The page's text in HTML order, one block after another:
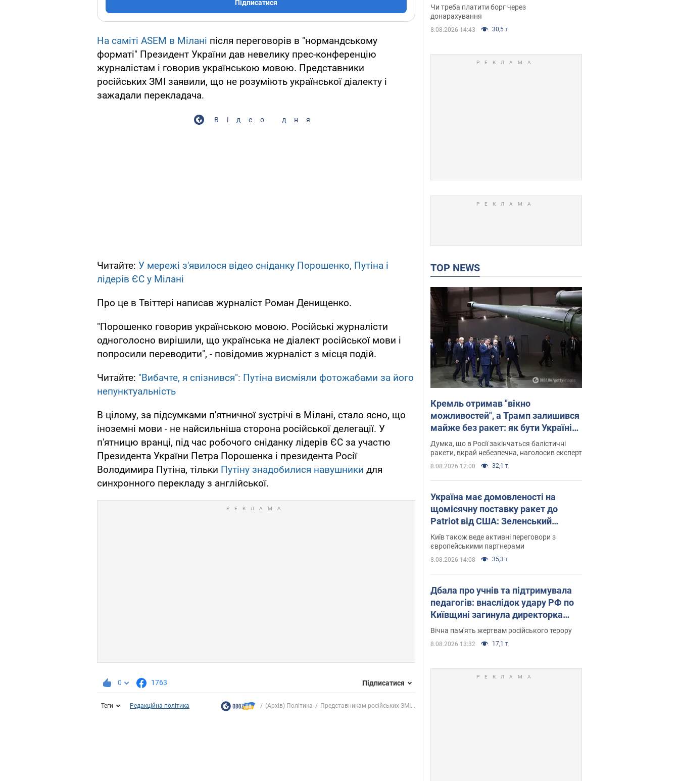
Підписатися
На саміті ASEM в Мілані після переговорів в "нормандському
форматі" Президент України дав невелику прес-конференцію
журналістам і говорив українською мовою. Представники
російських ЗМІ заявили, що не розуміють української діалекту і
зажадали перекладача.
Відео дня
Читайте: У мережі з'явилося відео сніданку Порошенко, Путіна і
лідерів ЄС у Мілані
Про це в Твіттері написав журналіст Роман Денищенко.
"Порошенко говорив українською мовою. Російські журналісти
одноголосно вирішили, що українська не діалект російської мови і
попросили переводити", - повідомив журналіст з місця подій.
Читайте: "Вибачте, я спізнився": Путіна висміяли фотожабами за його
непунктуальність
В цілому, за підсумками п'ятничної зустрічі в Мілані, стало ясно, що
іноземні мови - не найсильніша сторона російської делегації. У
п'ятницю вранці, під час робочого сніданку лідерів ЄС за участю
Президента України Петра Порошенка і президента Росії
Володимира Путіна, тільки Путіну знадобилися навушники для
синхронного перекладу з англійської.
0 1763 Підписатися
Теги Редакційна політика (Архів) Політика Представникам російських ЗМІ...
суддя ухвалив
неочікуване рішення
Чи треба платити борг через
донарахування
8.08.2026 14:43 30,5 т.
TOP NEWS
Кремль отримав "вікно
можливостей", а Трамп залишився
майже без ракет: як бути Україні?
Інтерв’ю з Мельником
Думка, що в Росії закінчаться балістичні
ракети, вкрай небезпечна, наголосив експерт
8.08.2026 12:00 32,1 т.
Україна має домовленості на
щомісячну поставку ракет до
Patriot від США: Зеленський
розкрив подробиці
Київ також веде активні переговори з
європейськими партнерами
8.08.2026 14:08 35,3 т.
Дбала про учнів та підтримувала
педагогів: внаслідок удару РФ по
Київщині загинула директорка
київського ліцею, її чоловік та онук
Вічна пам'ять жертвам російського терору
8.08.2026 13:32 17,1 т.